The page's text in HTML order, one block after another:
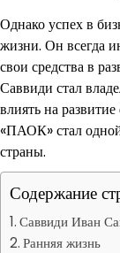
Однако успех в
жизни. Он всегда
свои средства в
Саввиди стал
влиять на
«ПАОК» стал
страны.
Содержание
Саввиди Иван
Ранняя жизнь